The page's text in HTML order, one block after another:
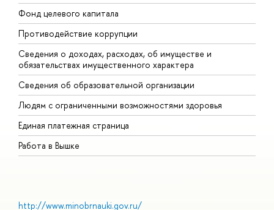
Фонд целевого капитала
Противодействие коррупции
Сведения о доходах, расходах, об имуществе и
обязательствах имущественного характера
Сведения об образовательной организации
Людям с ограниченными возможностями здоровья
Единая платежная страница
Работа в Вышке
http://www.minobrnauki.gov.ru/